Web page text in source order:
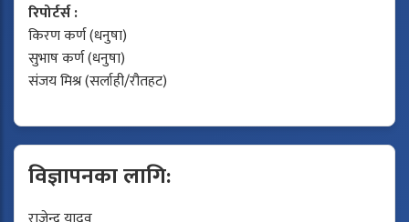
रिपोर्टर्स :
किरण कर्ण (धनुषा)
सुभाष कर्ण (धनुषा)
संजय मिश्र (सर्लाही/रौतहट)
विज्ञापनका लागि: